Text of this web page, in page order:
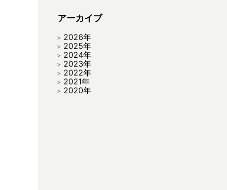
アーカイブ
2026年
2025年
2024年
2023年
2022年
2021年
2020年